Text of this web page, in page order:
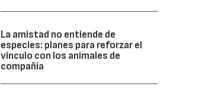
La amistad no entiende de
especies: planes para reforzar el
vínculo con los animales de
compañía